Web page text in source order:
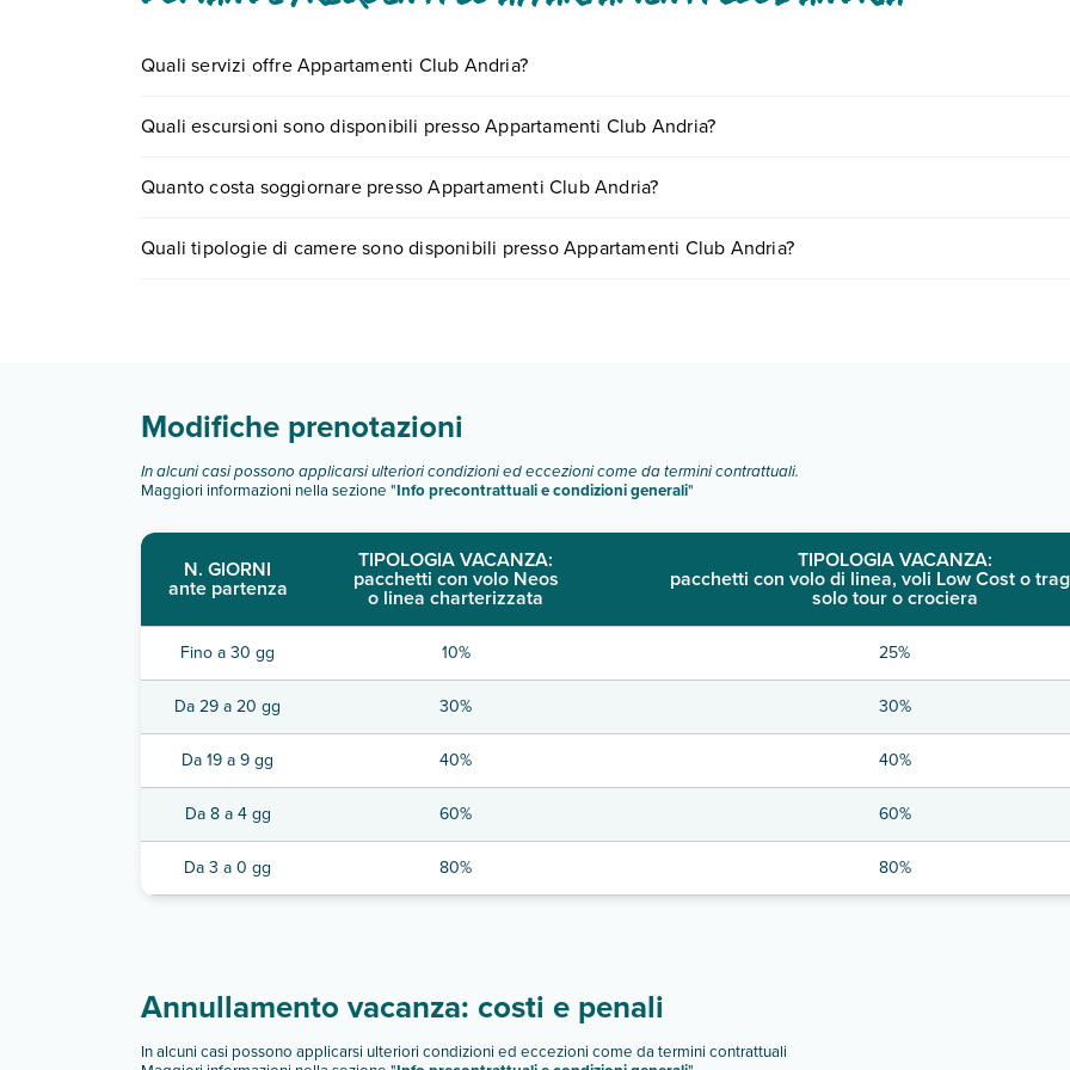
Quali servizi offre Appartamenti Club Andria?
Scopri tutti i dettagli nel paragrafo dedicato "Info e descrizione ".
Quali escursioni sono disponibili presso Appartamenti Club Andria?
numero 0721.17231 oprenotando un appuntamento.
Quanto costa soggiornare presso Appartamenti Club Andria?
scegli quando partire.
Quali tipologie di camere sono disponibili presso Appartamenti Club Andria?
Modifiche prenotazioni
In alcuni casi possono applicarsi ulteriori condizioni ed eccezioni come da termini contrattuali.
Maggiori informazioni nella sezione "Info precontrattuali e condizioni generali"
N. GIORNI
ante partenza
TIPOLOGIA VACANZA:
pacchetti con volo Neos
o linea charterizzata
TIPOLOGIA VACANZA:
pacchetti con volo di linea, voli Low Cost o
solo tour o crociera
Fino a 30 gg 10% 25%
Da 29 a 20 gg 30% 30%
Da 19 a 9 gg 40% 40%
Da 8 a 4 gg 60% 60%
Da 3 a 0 gg 80% 80%
Annullamento vacanza: costi e penali
In alcuni casi possono applicarsi ulteriori condizioni ed eccezioni come da termini contrattuali